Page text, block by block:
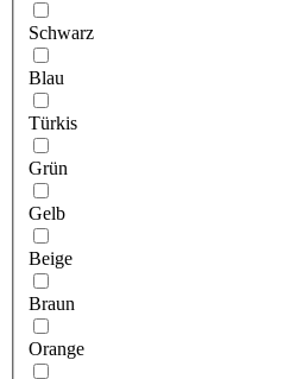
Schwarz
Blau
Türkis
Grün
Gelb
Beige
Braun
Orange